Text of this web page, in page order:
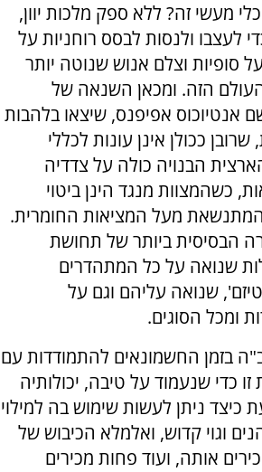
מעשי זה? ללא ספק מלכות יוון,
לעצבו ולנסות לבסס רוחניות על
על סופיות וצלם אנוש שנוטה יותר
העולם הזה. ומכאן השנאה של
אנטיוכוס אפיפנס, שיצאו בלהבות
ככולן אינן עונות לכללי
הארצית הבנויה כולה על צדדיה
כשהמצוות מנגד הינן ביטוי
המתנשאת מעל המציאות החומרית.
הבסיסית ביותר של תחושת
שנואה על כל המתהדרים
שנואה עליהם וגם על
ומכל הסוגים.
בזמן החשמונאים להתמודדות עם
זו כדי שנעמוד על טיבה, יכולותיה
כיצד ניתן לעשות שימוש בה למילוי
וגוי קדוש, ואלמלא הכיבוש של
אותה, ועוד פחות מכירים